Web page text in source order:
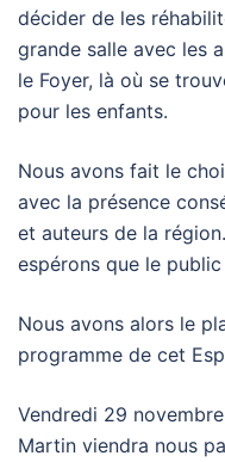
décider de les
grande salle avec les
le Foyer, là où se
pour les enfants.
Nous avons fait le
avec la présence
et auteurs de la
espérons que le
Nous avons alors le
programme de cet
Vendredi 29
Martin viendra nous